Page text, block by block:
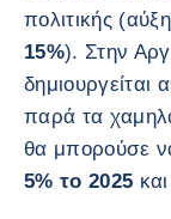
πολιτικής
15%). Στην
δημιουργείται
παρά τα
θα μπορούσε
5% το 2025